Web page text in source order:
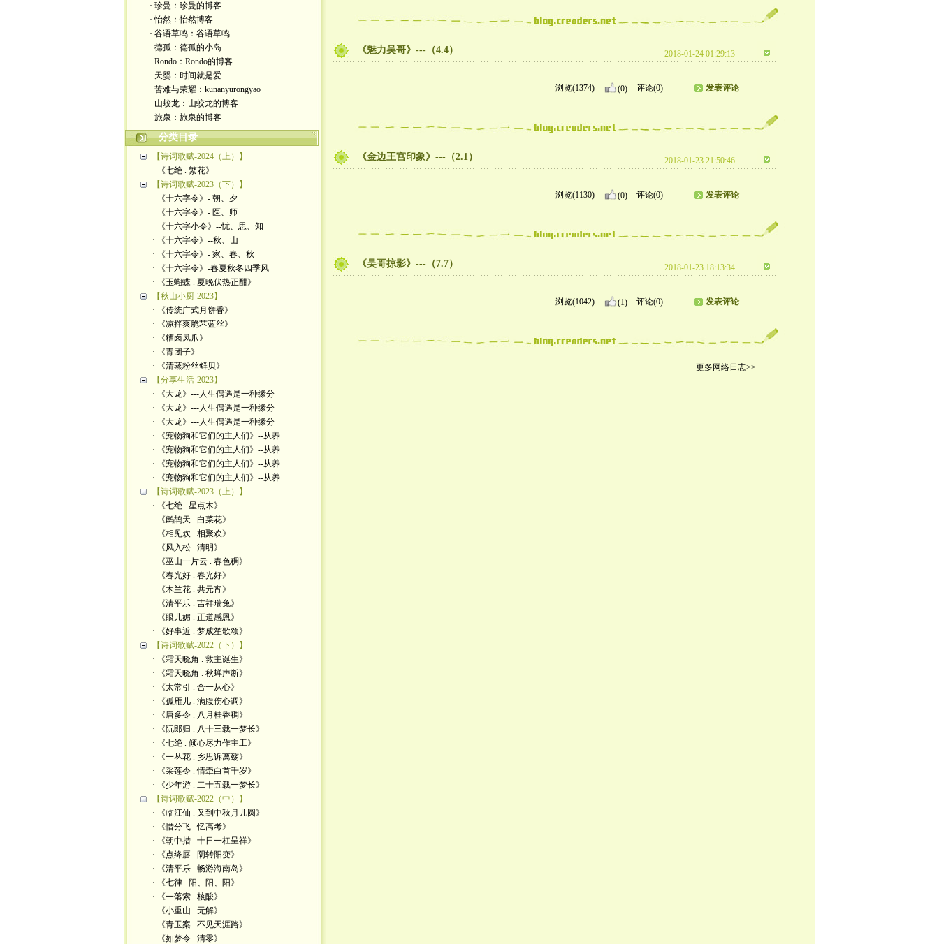
· 珍曼：珍曼的博客
· 怡然：怡然博客
· 谷语草鸣：谷语草鸣
· 德孤：德孤的小岛
· Rondo：Rondo的博客
· 天婴：时间就是爱
· 苦难与荣耀：kunanyurongyao
· 山蛟龙：山蛟龙的博客
· 旅泉：旅泉的博客
分类目录
【诗词歌赋-2024（上）】
· 《七绝 . 繁花》
【诗词歌赋-2023（下）】
· 《十六字令》- 朝、夕
· 《十六字令》- 医、师
· 《十六字小令》--忧、思、知
· 《十六字令》--秋、山
· 《十六字令》- 家、春、秋
· 《十六字令》-春夏秋冬四季风
· 《玉蝴蝶 . 夏晚伏热正酣》
【秋山小厨-2023】
· 《传统广式月饼香》
· 《凉拌爽脆苤蓝丝》
· 《糟卤凤爪》
· 《青团子》
· 《清蒸粉丝鲜贝》
【分享生活-2023】
· 《大龙》---人生偶遇是一种缘分
· 《大龙》---人生偶遇是一种缘分
· 《大龙》---人生偶遇是一种缘分
· 《宠物狗和它们的主人们》--从养
· 《宠物狗和它们的主人们》--从养
· 《宠物狗和它们的主人们》--从养
· 《宠物狗和它们的主人们》--从养
【诗词歌赋-2023（上）】
· 《七绝 . 星点木》
· 《鹧鸪天 . 白菜花》
· 《相见欢 . 相聚欢》
· 《风入松 . 清明》
· 《巫山一片云 . 春色稠》
· 《春光好 . 春光好》
· 《木兰花 . 共元宵》
· 《清平乐 . 吉祥瑞兔》
· 《眼儿媚 . 正道感恩》
· 《好事近 . 梦成笙歌颂》
【诗词歌赋-2022（下）】
· 《霜天晓角 . 救主诞生》
· 《霜天晓角 . 秋蝉声断》
· 《太常引 . 合一从心》
· 《孤雁儿 . 满腹伤心调》
· 《唐多令 . 八月桂香稠》
· 《阮郎归 . 八十三载一梦长》
· 《七绝 . 倾心尽力作主工》
· 《一丛花 . 乡思诉离殇》
· 《采莲令 . 情牵白首千岁》
· 《少年游 . 二十五载一梦长》
【诗词歌赋-2022（中）】
· 《临江仙 . 又到中秋月儿圆》
· 《惜分飞 . 忆高考》
· 《朝中措 . 十日一杠呈祥》
· 《点绛唇 . 阴转阳变》
· 《清平乐 . 畅游海南岛》
· 《七律 . 阳、阳、阳》
· 《一落索 . 核酸》
· 《小重山 . 无解》
· 《青玉案 . 不见天涯路》
· 《如梦令 . 清零》
《魅力吴哥》---（4.4） 2018-01-24 01:29:13
浏览(1374) (0) 评论(0) 发表评论
《金边王宫印象》---（2.1） 2018-01-23 21:50:46
浏览(1130) (0) 评论(0) 发表评论
《吴哥掠影》---（7.7） 2018-01-23 18:13:34
浏览(1042) (1) 评论(0) 发表评论
更多网络日志>>